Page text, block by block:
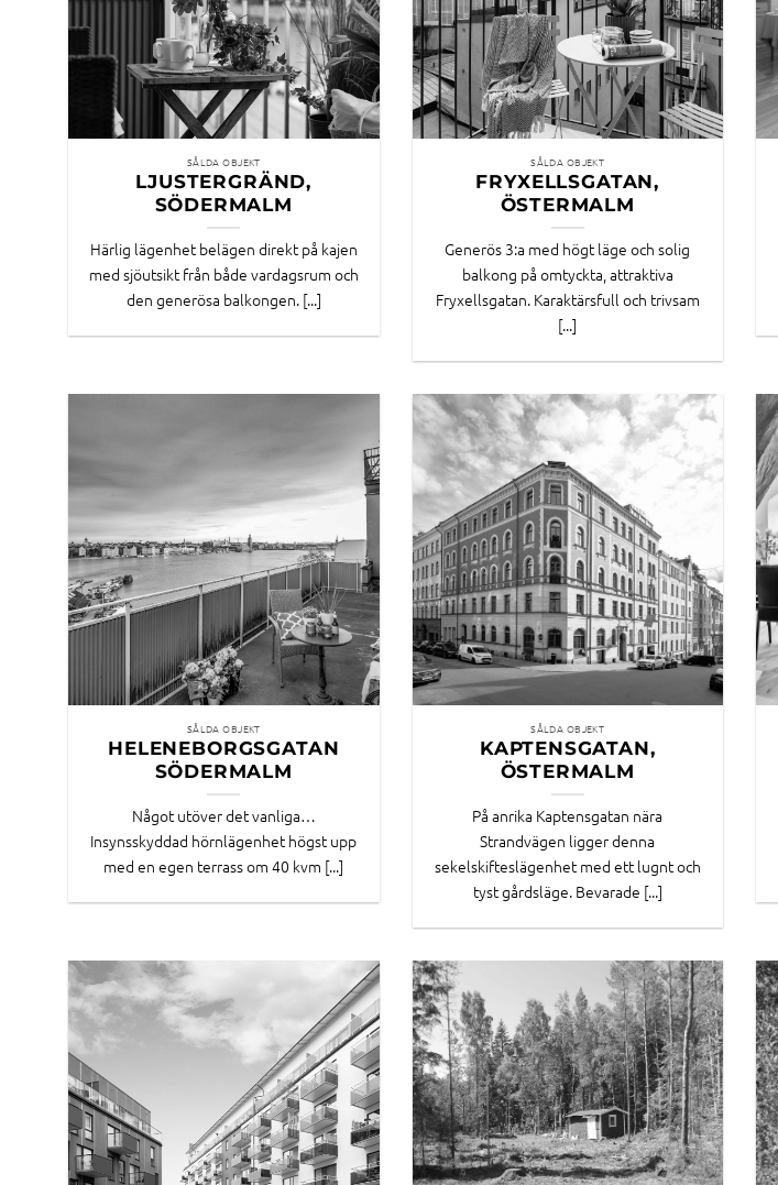
SÅLDA OBJEKT
LJUSTERGRÄND,
SÖDERMALM
Härlig lägenhet belägen direkt på kajen
med sjöutsikt från både vardagsrum och
den generösa balkongen. [...]
SÅLDA OBJEKT
FRYXELLSGATAN,
ÖSTERMALM
Generös 3:a med högt läge och solig
balkong på omtyckta, attraktiva
Fryxellsgatan. Karaktärsfull och trivsam
[...]
SÅLDA OBJEKT
HELENEBORGSGATAN
SÖDERMALM
Något utöver det vanliga…
Insynsskyddad hörnlägenhet högst upp
med en egen terrass om 40 kvm [...]
SÅLDA OBJEKT
KAPTENSGATAN,
ÖSTERMALM
På anrika Kaptensgatan nära
Strandvägen ligger denna
sekelskifteslägenhet med ett lugnt och
tyst gårdsläge. Bevarade [...]